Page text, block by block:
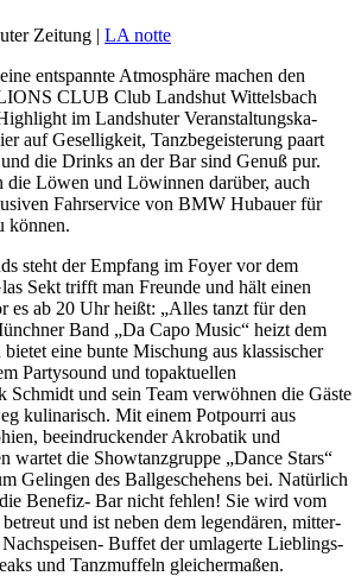
Zeitung | LA notte
entspannte Atmosphäre machen den
CLUB Club Landshut Wittelsbach
im Landshuter Veranstal­tungs­ka­
auf Geselligkeit, Tanzbe­geis­terung paart
die Drinks an der Bar sind Genuß pur.
die Löwen und Löwinnen darüber, auch
Fahrservice von BMW Hubauer für
können.
steht der Empfang im Foyer vor dem
Sekt trifft man Freunde und hält einen
es ab 20 Uhr heißt: „Alles tanzt für den
Band „Da Capo Music“ heizt dem
eine bunte Mischung aus klassischer
Partysound und topaktuellen
Schmidt und sein Team verwöhnen die Gäste
kulinarisch. Mit einem Potpourri aus
beeindru­ckender Akrobatik und
wartet die Showtanz­gruppe „Dance Stars“
Gelingen des Ballge­schehens bei. Natürlich
Benefiz- Bar nicht fehlen! Sie wird vom
und ist neben dem legendären, mitter­
Buffet der umlagerte Lieblings­
und Tanzmuffeln gleichermaßen.